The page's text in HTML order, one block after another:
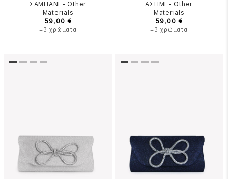
ΣΑΜΠΑΝΙ
- Other
Materials
59,00 €
+3 χρώματα
ΑΣΗΜΙ
- Other
Materials
59,00 €
+3 χρώματα